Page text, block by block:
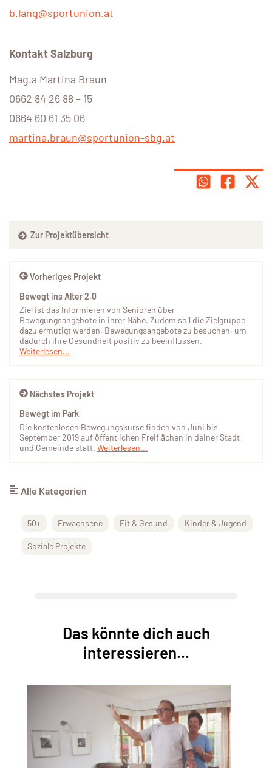
b.lang@sportunion.at
Kontakt Salzburg
Mag.a Martina Braun
0662 84 26 88 – 15
0664 60 61 35 06
martina.braun@sportunion-sbg.at
Zur Projektübersicht
Nächstes Projekt
Bewegt im Park
Die kostenlosen Bewegungskurse finden von Juni bis
September 2019 auf öffentlichen Freiflächen in deiner Stadt
und Gemeinde statt. Weiterlesen...
Vorheriges Projekt
Bewegt ins Alter 2.0
Ziel ist das Informieren von Senioren über
Bewegungsangebote in ihrer Nähe. Zudem soll die Zielgruppe
dazu ermutigt werden, Bewegungsangebote zu besuchen, um
dadurch ihre Gesundheit positiv zu beeinflussen.
Weiterlesen...
Alle Kategorien
50+ Erwachsene Fit & Gesund Kinder & Jugend
Soziale Projekte
Das könnte dich auch
interessieren...